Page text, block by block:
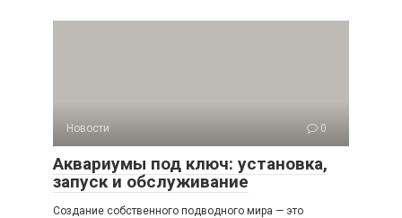
Новости 0
Аквариумы под ключ: установка,
запуск и обслуживание
Создание собственного подводного мира — это